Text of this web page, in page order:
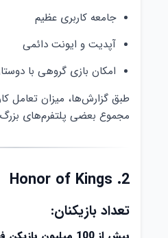
جامعه کاربری عظیم
آپدیت و ایونت دائمی
امکان بازی گروهی با
مجموع بعضی پلتفرم‌های
2. Honor of Kings
تعداد بازیکنان: